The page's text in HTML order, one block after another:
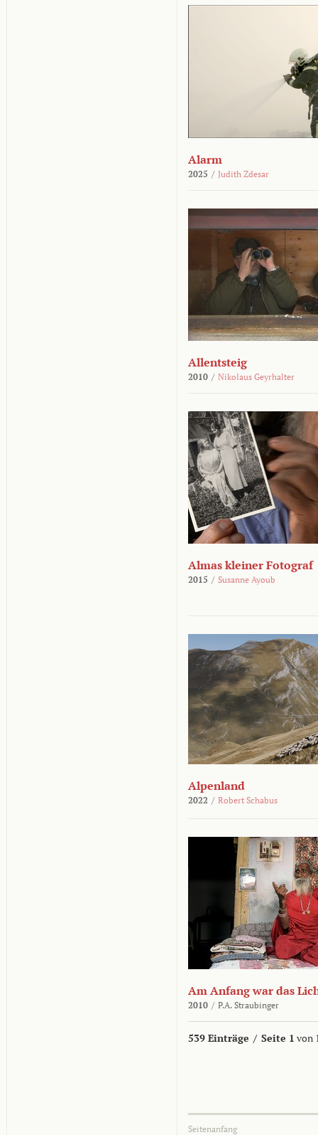
Alarm
2025 / Judith Zdesar
Allentsteig
2010 / Nikolaus Geyrhalter
Almas kleiner Fotograf
2015 / Susanne Ayoub
Alpenland
2022 / Robert Schabus
Am Anfang war das
2010 / P.A. Straubinger
539 Einträge / Seite 1 von
Seitenanfang